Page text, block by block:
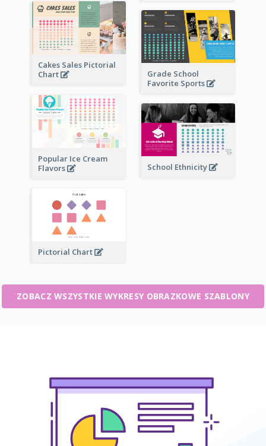
Cakes Sales Pictorial
Chart
Grade School
Favorite Sports
Popular Ice Cream
Flavors
School Ethnicity
Pictorial Chart
ZOBACZ WSZYSTKIE WYKRESY OBRAZKOWE SZABLONY